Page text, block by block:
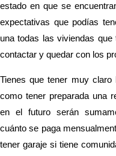
estado en que se
expectativas que podías
una todas las viviendas
contactar y quedar con los
Tienes que tener muy
como tener preparada una
en el futuro serán
cuánto se paga
tener garaje si tiene